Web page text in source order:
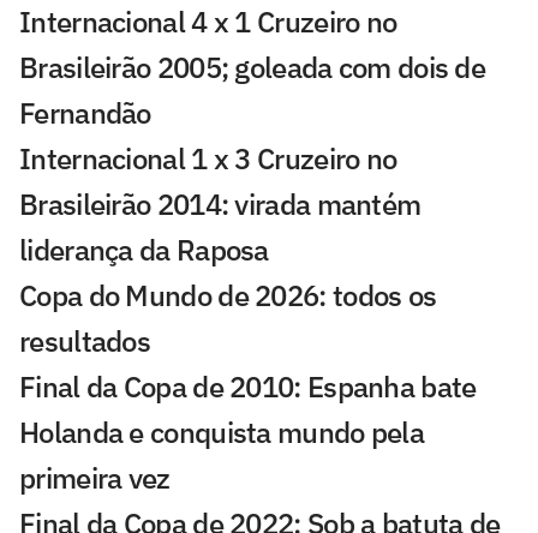
Internacional 4 x 1 Cruzeiro no
Brasileirão 2005; goleada com dois de
Fernandão
Internacional 1 x 3 Cruzeiro no
Brasileirão 2014: virada mantém
liderança da Raposa
Copa do Mundo de 2026: todos os
resultados
Final da Copa de 2010: Espanha bate
Holanda e conquista mundo pela
primeira vez
Final da Copa de 2022: Sob a batuta de